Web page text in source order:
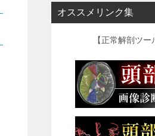
オススメリンク集
【正常解剖ツー